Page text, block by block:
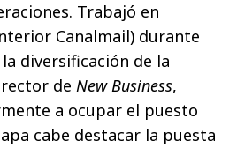
Trabajó en
Canalmail) durante
diversificación de la
de New Business,
a ocupar el puesto
cabe destacar la puesta